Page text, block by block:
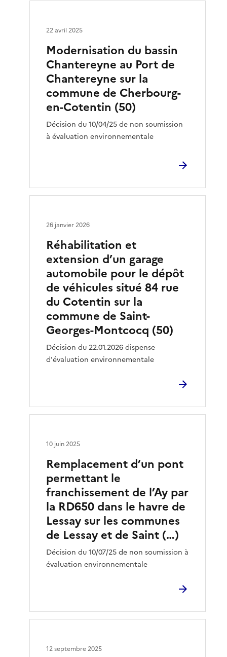
Modernisation du bassin
Chantereyne au Port de
Chantereyne sur la
commune de Cherbourg-
en-Cotentin (50)
Décision du 10/04/25 de non soumission
à évaluation environnementale
22 avril 2025
Réhabilitation et
extension d’un garage
automobile pour le dépôt
de véhicules situé 84 rue
du Cotentin sur la
commune de Saint-
Georges-Montcocq (50)
Décision du 22.01.2026 dispense
d'évaluation environnementale
26 janvier 2026
Remplacement d’un pont
permettant le
franchissement de l’Ay par
la RD650 dans le havre de
Lessay sur les communes
de Lessay et de Saint (…)
Décision du 10/07/25 de non soumission à
évaluation environnementale
10 juin 2025
12 septembre 2025